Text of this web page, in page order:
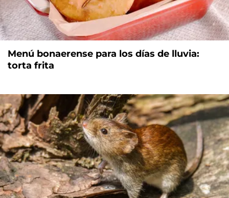
Menú bonaerense para los días de lluvia:
torta frita